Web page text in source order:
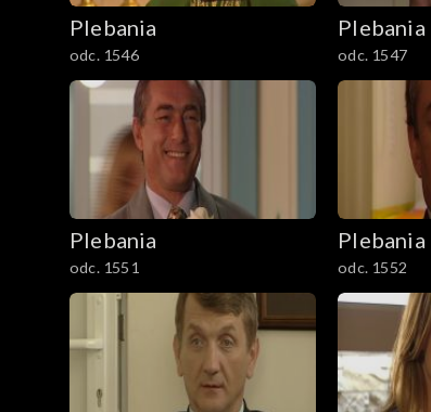
Plebania
odc. 1546
Plebania
odc. 1547
Plebania
odc. 1551
Plebania
odc. 1552